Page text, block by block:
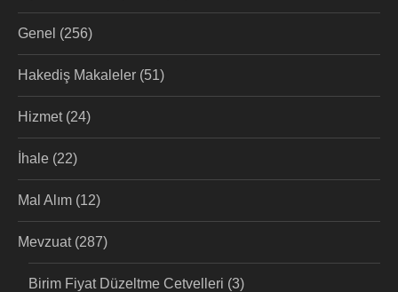
Genel (256)
Hakediş Makaleler (51)
Hizmet(24)
İhale (22)
Mal Alım (12)
Mevzuat(287)
Birim Fiyat Düzeltme Cetvelleri (3)